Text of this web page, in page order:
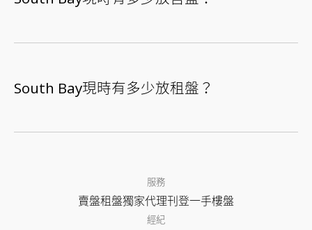
South Bay現時有多少放租盤？
服務
賣盤租盤獨家代理刊登一手樓盤
經紀